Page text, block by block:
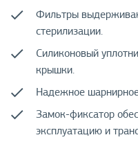
Фильтры
стерилизации.
Силиконовый
крышки.
Надежное
Замок-фиксатор
эксплуатацию и